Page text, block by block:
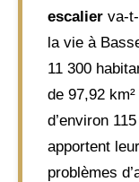
escalier va-
la vie à
11 300
de 97,92
d’environ
apportent
problèmes